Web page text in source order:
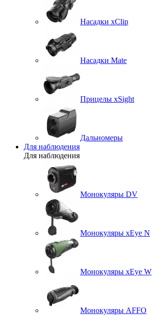
Насадки xClip
Насадки Mate
Прицелы xSight
Дальномеры
Для наблюдения
Для наблюдения
Монокуляры DV
Монокуляры xEye N
Монокуляры xEye W
Монокуляры AFFO